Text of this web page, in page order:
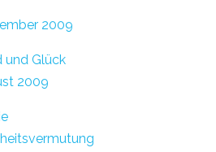
2009
und Glück
2009